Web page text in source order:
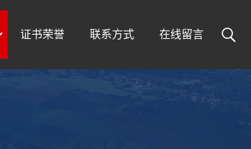
证书荣誉 联系方式 在线留言